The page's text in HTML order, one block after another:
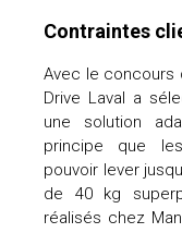
Contraintes
Avec le concours
Drive Laval a
une solution
principe que
pouvoir lever
de 40 kg
réalisés chez